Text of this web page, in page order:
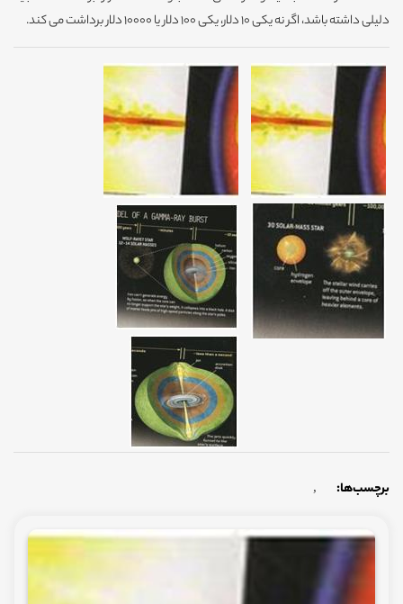
دلیلی داشته باشد، اگر نه یکی 10 دلار، یکی 100 دلار یا 10000 دلار برداشت می کند.
برچسب‌ها: ,